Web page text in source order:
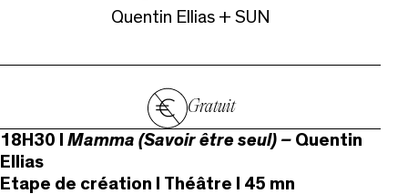
Quentin Ellias + SUN
Gratuit
18H30 I Mamma (Savoir être seul) – Quentin
Ellias
Etape de création I Théâtre I 45 mn